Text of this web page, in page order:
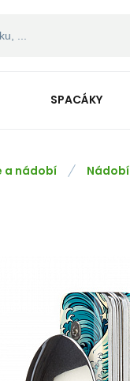
SPACÁKY
a nádobí Nádobí